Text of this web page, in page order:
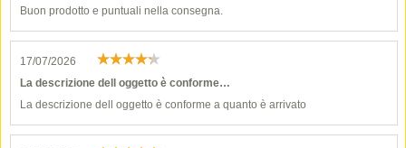
Buon prodotto e puntuali nella consegna.
17/07/2026
La descrizione dell oggetto è conforme…
La descrizione dell oggetto è conforme a quanto è arrivato